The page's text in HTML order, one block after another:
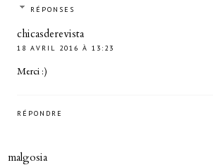
RÉPONSES
chicasderevista
18 AVRIL 2016 À 13:23
Merci :)
RÉPONDRE
malgosia